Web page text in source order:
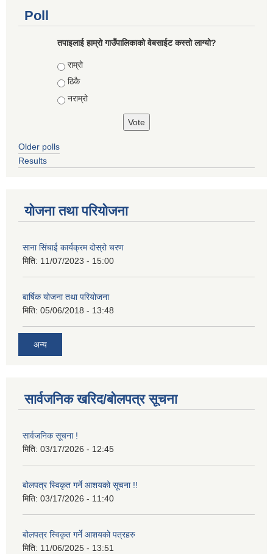
Poll
तपाइलाई हाम्रो गाउँपालिकाको वेबसाईट कस्तो लाग्यो?
Choices
राम्रो
ठिकै
नराम्रो
Older polls
Results
योजना तथा परियोजना
साना सिंचाई कार्यक्रम दोस्रो चरण
मिति: 11/07/2023 - 15:00
बार्षिक योजना तथा परियोजना
मिति: 05/06/2018 - 13:48
अन्य
सार्वजनिक खरिद/बोलपत्र सूचना
सार्वजनिक सूचना !
मिति: 03/17/2026 - 12:45
बोलपत्र स्विकृत गर्ने आशयको सूचना !!
मिति: 03/17/2026 - 11:40
बोलपत्र स्विकृत गर्ने आशयको पत्रहरु
मिति: 11/06/2025 - 13:51